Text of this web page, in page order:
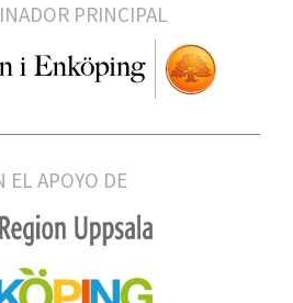
PRINCIPAL
EL APOYO DE